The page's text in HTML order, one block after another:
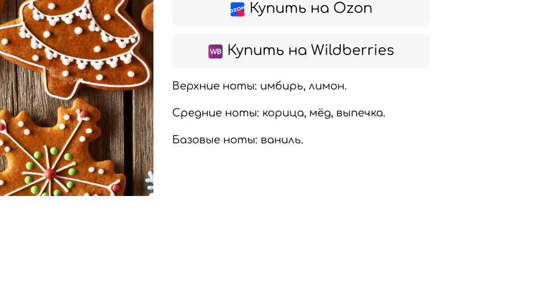
Купить на Ozon
Купить на Wildberries
Верхние ноты: имбирь, лимон.
Средние ноты: корица, мёд, выпечка.
Базовые ноты: ваниль.